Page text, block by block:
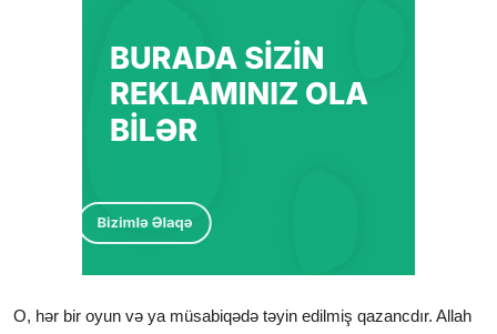
O, hər bir oyun və ya müsabiqədə təyin edilmiş qazancdır. Allah